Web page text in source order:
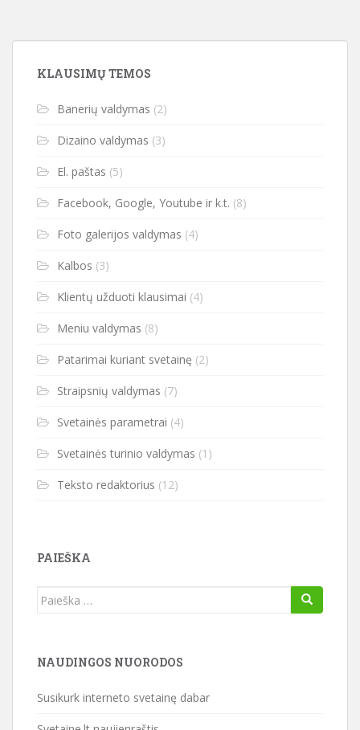
KLAUSIMŲ TEMOS
Banerių valdymas (2)
Dizaino valdymas (3)
El. paštas (5)
Facebook, Google, Youtube ir k.t. (8)
Foto galerijos valdymas (4)
Kalbos (3)
Klientų užduoti klausimai (4)
Meniu valdymas (8)
Patarimai kuriant svetainę (2)
Straipsnių valdymas (7)
Svetainės parametrai (4)
Svetainės turinio valdymas (1)
Teksto redaktorius (12)
PAIEŠKA
Ieškoti:
NAUDINGOS NUORODOS
Susikurk interneto svetainę dabar